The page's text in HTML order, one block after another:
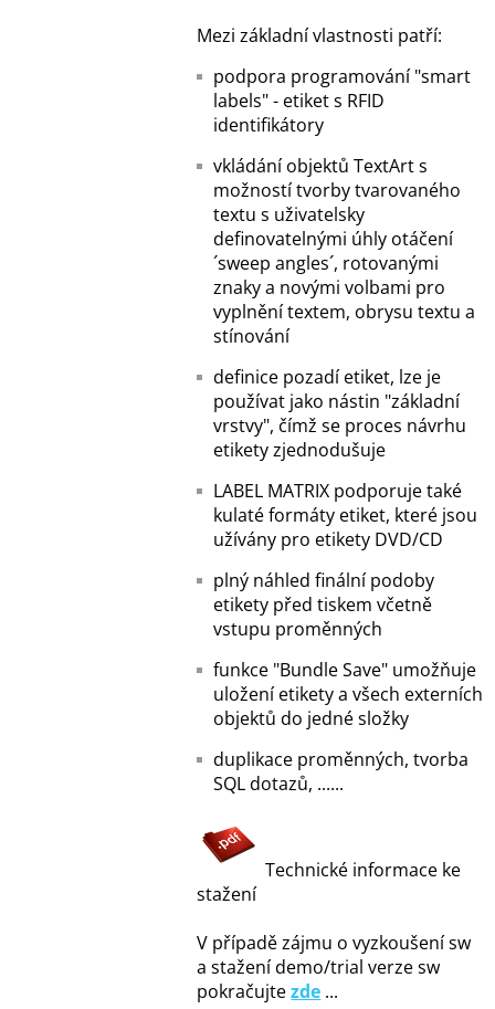
Mezi základní vlastnosti patří:
podpora programování "smart
labels" - etiket s RFID
identifikátory
vkládání objektů TextArt s
možností tvorby tvarovaného
textu s uživatelsky
definovatelnými úhly otáčení
´sweep angles´, rotovanými
znaky a novými volbami pro
vyplnění textem, obrysu textu a
stínování
definice pozadí etiket, lze je
používat jako nástin "základní
vrstvy", čímž se proces návrhu
etikety zjednodušuje
LABEL MATRIX podporuje také
kulaté formáty etiket, které jsou
užívány pro etikety DVD/CD
plný náhled finální podoby
etikety před tiskem včetně
vstupu proměnných
funkce "Bundle Save" umožňuje
uložení etikety a všech externích
objektů do jedné složky
duplikace proměnných, tvorba
SQL dotazů, ......
Technické informace ke
stažení
V případě zájmu o vyzkoušení sw
a stažení demo/trial verze sw
pokračujtezde ...